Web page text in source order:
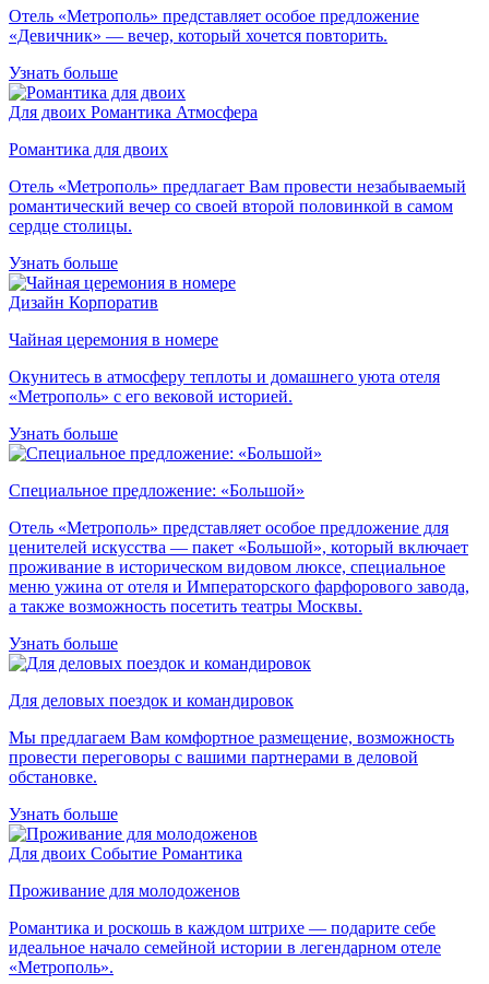
Отель «Метрополь» представляет особое предложение
«Девичник» — вечер, который хочется повторить.
Узнать больше
Для двоих Романтика Атмосфера
Романтика для двоих
Отель «Метрополь» предлагает Вам провести незабываемый
романтический вечер со своей второй половинкой в самом
сердце столицы.
Узнать больше
Дизайн Корпоратив
Чайная церемония в номере
Окунитесь в атмосферу теплоты и домашнего уюта отеля
«Метрополь» с его вековой историей.
Узнать больше
Специальное предложение: «Большой»
Отель «Метрополь» представляет особое предложение для
ценителей искусства — пакет «Большой», который включает
проживание в историческом видовом люксе, специальное
меню ужина от отеля и Императорского фарфорового завода,
а также возможность посетить театры Москвы.
Узнать больше
Для деловых поездок и командировок
Мы предлагаем Вам комфортное размещение, возможность
провести переговоры с вашими партнерами в деловой
обстановке.
Узнать больше
Для двоих Событие Романтика
Проживание для молодоженов
Романтика и роскошь в каждом штрихе — подарите себе
идеальное начало семейной истории в легендарном отеле
«Метрополь».